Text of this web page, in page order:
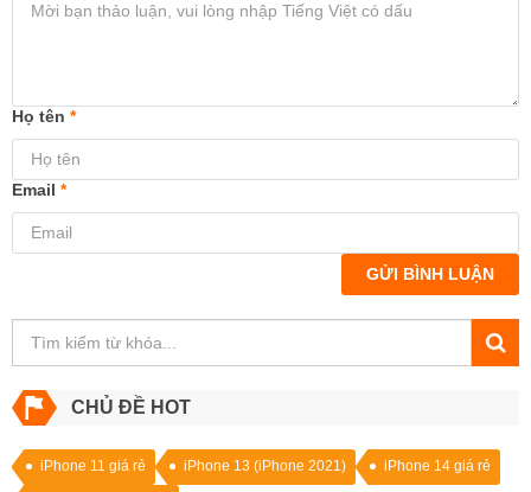
Họ tên *
Email *
GỬI BÌNH LUẬN
CHỦ ĐỀ HOT
iPhone 11 giá rẻ iPhone 13 (iPhone 2021) iPhone 14 giá rẻ